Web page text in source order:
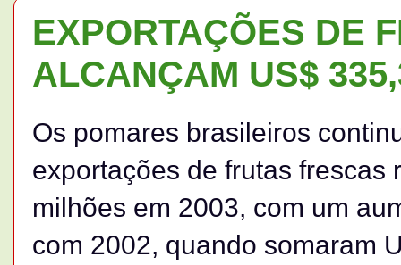
EXPORTAÇÕES DE
ALCANÇAM US$
Os pomares brasileiros
exportações de frutas
milhões em 2003, com um
com 2002, quando somaram